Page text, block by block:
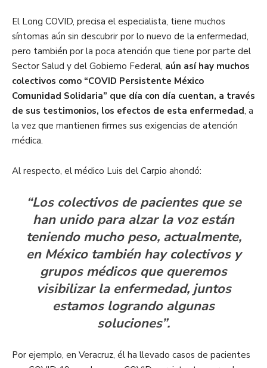
El Long COVID, precisa el especialista, tiene muchos
síntomas aún sin descubrir por lo nuevo de la enfermedad,
pero también por la poca atención que tiene por parte del
Sector Salud y del Gobierno Federal, aún así hay muchos
colectivos como “COVID Persistente México
Comunidad Solidaria” que día con día cuentan, a través
de sus testimonios, los efectos de esta enfermedad, a
la vez que mantienen firmes sus exigencias de atención
médica.
Al respecto, el médico Luis del Carpio ahondó:
“Los colectivos de pacientes que se
han unido para alzar la voz están
teniendo mucho peso, actualmente,
en México también hay colectivos y
grupos médicos que queremos
visibilizar la enfermedad, juntos
estamos logrando algunas
soluciones”.
Por ejemplo, en Veracruz, él ha llevado casos de pacientes